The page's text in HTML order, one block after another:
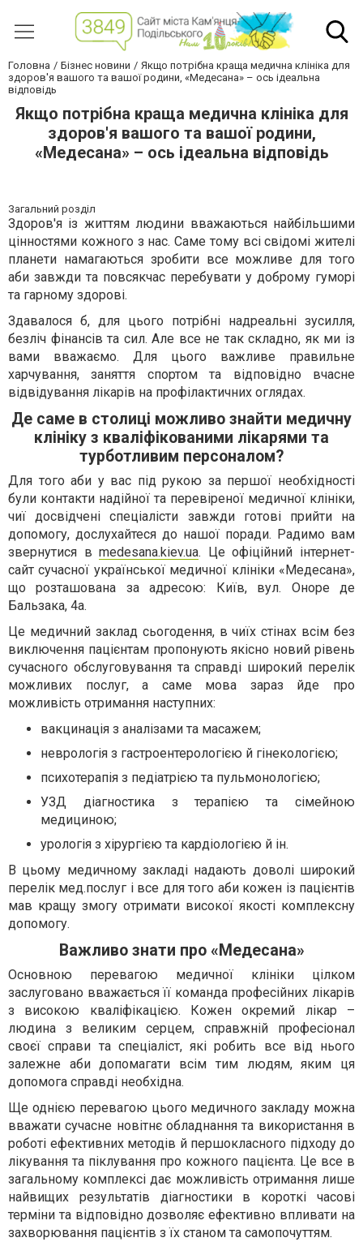
Головна Бізнес новини
Якщо потрібна краща медична клініка для
здоров'я вашого та вашої родини, «Медесана» – ось ідеальна
відповідь
Якщо потрібна краща медична клініка для
здоров'я вашого та вашої родини,
«Медесана» – ось ідеальна відповідь
Загальний розділ
Здоров'я із життям людини вважаються найбільшими
цінностями кожного з нас. Саме тому всі свідомі жителі
планети намагаються зробити все можливе для того
аби завжди та повсякчас перебувати у доброму гуморі
та гарному здорові.
Здавалося б, для цього потрібні надреальні зусилля,
безліч фінансів та сил. Але все не так складно, як ми із
вами вважаємо. Для цього важливе правильне
харчування, заняття спортом та відповідно вчасне
відвідування лікарів на профілактичних оглядах.
Де саме в столиці можливо знайти медичну
клініку з кваліфікованими лікарями та
турботливим персоналом?
Для того аби у вас під рукою за першої необхідності
були контакти надійної та перевіреної медичної клініки,
чиї досвідчені спеціалісти завжди готові прийти на
допомогу, дослухайтеся до нашої поради. Радимо вам
звернутися вmedesana.kiev.ua. Це офіційний інтернет-
сайт сучасної української медичної клініки «Медесана»,
що розташована за адресою: Київ, вул. Оноре де
Бальзака, 4а.
Це медичний заклад сьогодення, в чиїх стінах всім без
виключення пацієнтам пропонують якісно новий рівень
сучасного обслуговування та справді широкий перелік
можливих послуг, а саме мова зараз йде про
можливість отримання наступних:
вакцинація з аналізами та масажем;
неврологія з гастроентерологією й гінекологією;
психотерапія з педіатрією та пульмонологією;
УЗД діагностика з терапією та сімейною
медициною;
урологія з хірургією та кардіологією й ін.
В цьому медичному закладі надають доволі широкий
перелік мед.послуг і все для того аби кожен із пацієнтів
мав кращу змогу отримати високої якості комплексну
допомогу.
Важливо знати про «Медесана»
Основною перевагою медичної клініки цілком
заслуговано вважається її команда професійних лікарів
з високою кваліфікацією. Кожен окремий лікар –
людина з великим серцем, справжній професіонал
своєї справи та спеціаліст, які робить все від нього
залежне аби допомагати всім тим людям, яким ця
допомога справді необхідна.
Ще однією перевагою цього медичного закладу можна
вважати сучасне новітнє обладнання та використання в
роботі ефективних методів й першокласного підходу до
лікування та піклування про кожного пацієнта. Це все в
загальному комплексі дає можливість отримання лише
найвищих результатів діагностики в короткі часові
терміни та відповідно дозволяє ефективно впливати на
захворювання пацієнтів з їх станом та самопочуттям.